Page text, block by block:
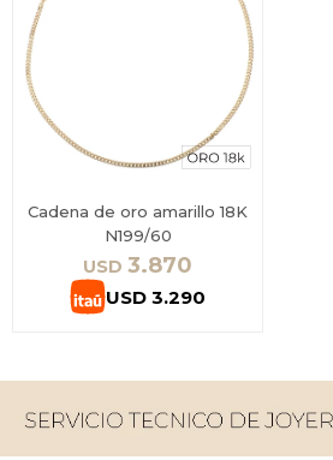
Cadena de oro amarillo 18K
N199/60
USD 3.870
USD 3.290